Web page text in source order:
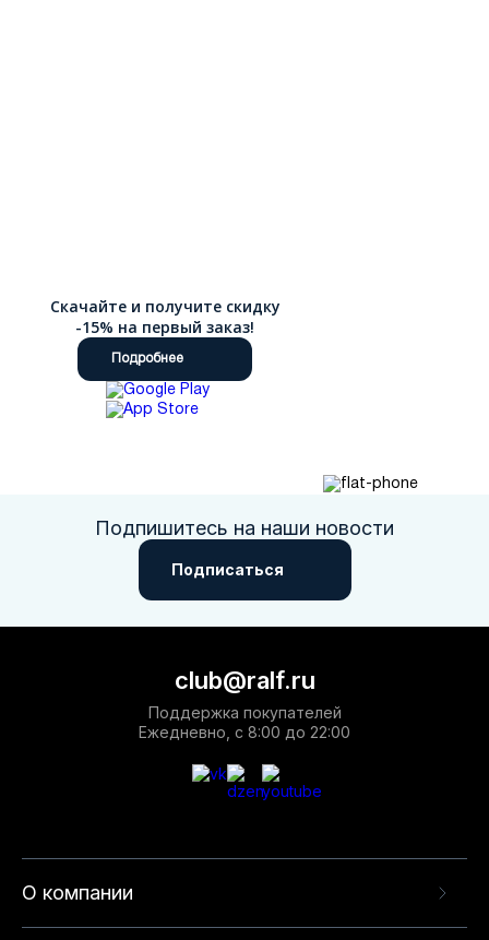
Скачайте и получите скидку
-15% на первый заказ!
Подробнее
Подпишитесь на наши новости
Подписаться
О компании
club@ralf.ru
Поддержка покупателей
Ежедневно, с 8:00 до 22:00